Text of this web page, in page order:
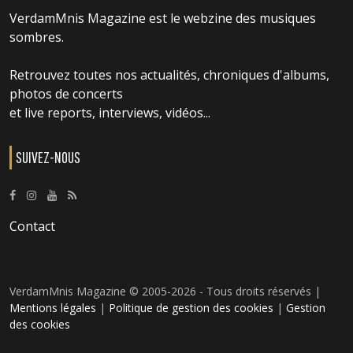
VerdamMnis Magazine est le webzine des musiques
sombres.
Retrouvez toutes nos actualités, chroniques d'albums,
photos de concerts
et live reports, interviews, vidéos...
SUIVEZ-NOUS
Contact
VerdamMnis Magazine © 2005-2026 - Tous droits réservés |
Mentions légales | Politique de gestion des cookies | Gestion
des cookies